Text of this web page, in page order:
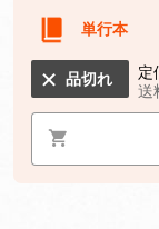
単行本
品切れ 定
送